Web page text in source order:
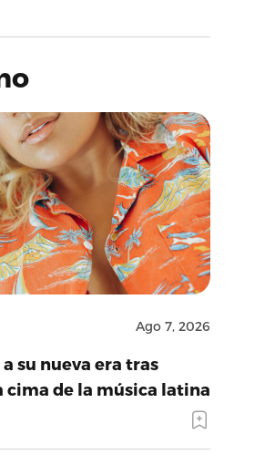
Ago 7, 2026
su nueva era tras
cima de la música latina